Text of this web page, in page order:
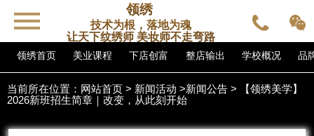
领绣
技术为根，落地为魂
让天下纹绣师 美妆师不走弯路
领绣首页 美业课程 下店创富 整店输出 学校概况 品
当前所在位置： 网站首页 > 新闻活动 >新闻公告 > 【领绣美学】
2026新班招生简章｜改变，从此刻开始